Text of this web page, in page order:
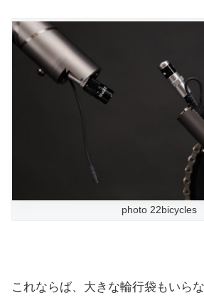
photo 22bicycles
これならば、大きな輪行袋もいら